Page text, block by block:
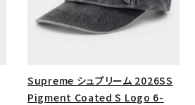
Supreme シュプリーム 2026SS
Pigment Coated S Logo 6-